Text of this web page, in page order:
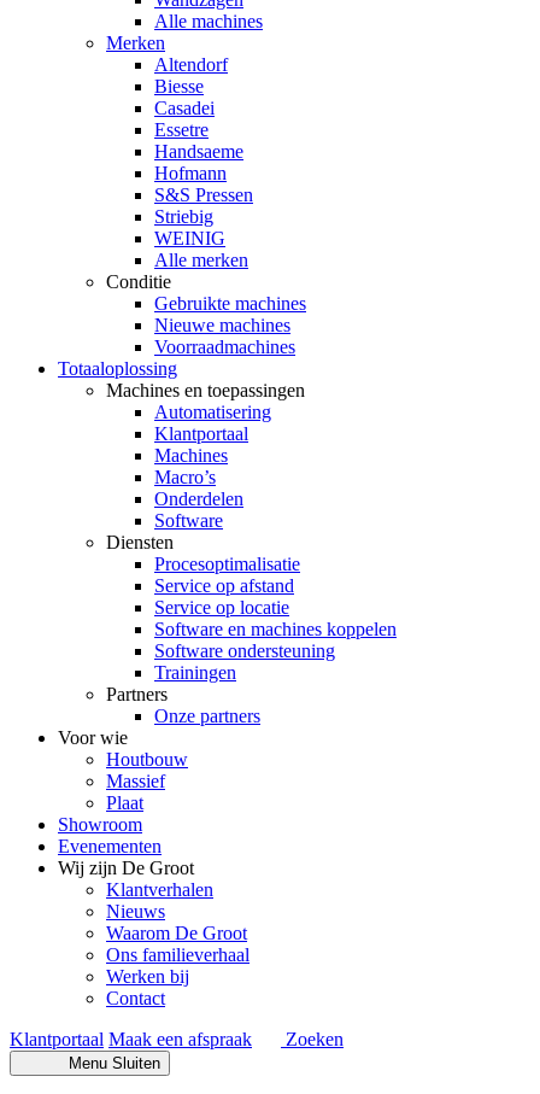
Alle machines
Merken
Altendorf
Biesse
Casadei
Essetre
Handsaeme
Hofmann
S&S Pressen
Striebig
WEINIG
Alle merken
Conditie
Gebruikte machines
Nieuwe machines
Voorraadmachines
Totaaloplossing
Machines en toepassingen
Automatisering
Klantportaal
Machines
Macro’s
Onderdelen
Software
Diensten
Procesoptimalisatie
Service op afstand
Service op locatie
Software en machines koppelen
Software ondersteuning
Trainingen
Partners
Onze partners
Voor wie
Houtbouw
Massief
Plaat
Showroom
Evenementen
Wij zijn De Groot
Klantverhalen
Nieuws
Waarom De Groot
Ons familieverhaal
Werken bij
Contact
Klantportaal Maak een afspraak Zoeken
Menu Sluiten